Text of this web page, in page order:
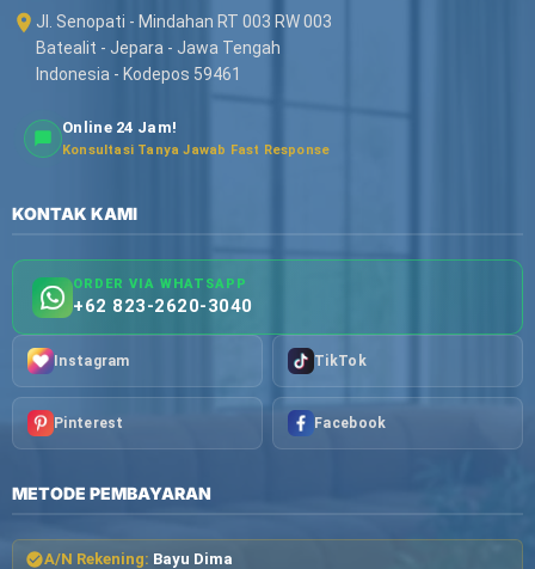
Jl. Senopati - Mindahan RT 003 RW 003
Batealit - Jepara - Jawa Tengah
Indonesia - Kodepos 59461
Online 24 Jam!
Konsultasi Tanya Jawab Fast Response
KONTAK KAMI
ORDER VIA WHATSAPP
+62 823-2620-3040
Instagram TikTok
Pinterest Facebook
METODE PEMBAYARAN
A/N Rekening: Bayu Dima